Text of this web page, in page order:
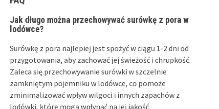
Jak długo można przechowywać surówkę z pora w
lodówce?
Surówkę z pora najlepiej jest spożyć w ciągu 1-2 dni od
przygotowania, aby zachować jej świeżość i chrupkość.
Zaleca się przechowywanie surówki w szczelnie
zamkniętym pojemniku w lodówce, co pomoże
zminimalizować wpływ wilgoci i innych zapachów z
lodówki, które mogą wpłynąć na jej jakość.